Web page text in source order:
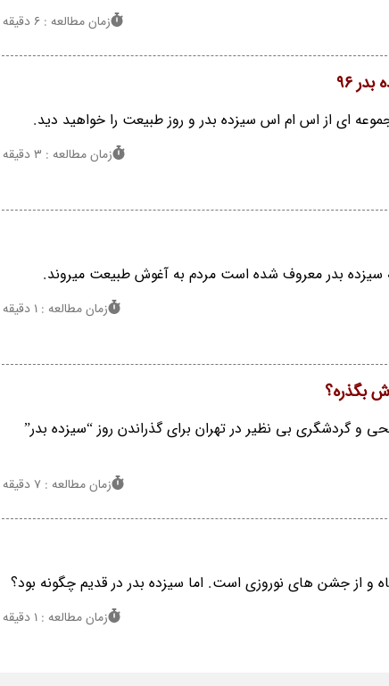
زمان مطالعه : 6 دقیقه
96
ای از اس ام اس سیزده بدر و روز طبیعت را خواهید دید.
زمان مطالعه : 3 دقیقه
سیزده بدر معروف شده است مردم به آغوش طبیعت میروند.
زمان مطالعه : 1 دقیقه
بگذره؟
و گردشگری بی نظیر در تهران برای گذراندن روز “سیزده بدر”
زمان مطالعه : 7 دقیقه
و از جشن های نوروزی است. اما سیزده بدر در قدیم چگونه بود؟
زمان مطالعه : 1 دقیقه